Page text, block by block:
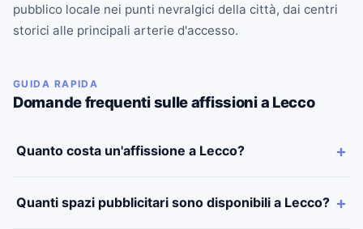
pubblico locale nei punti nevralgici della città, dai centri
storici alle principali arterie d'accesso.
GUIDA RAPIDA
Domande frequenti sulle affissioni a Lecco
Quanto costa un'affissione a Lecco?
Quanti spazi pubblicitari sono disponibili a Lecco?